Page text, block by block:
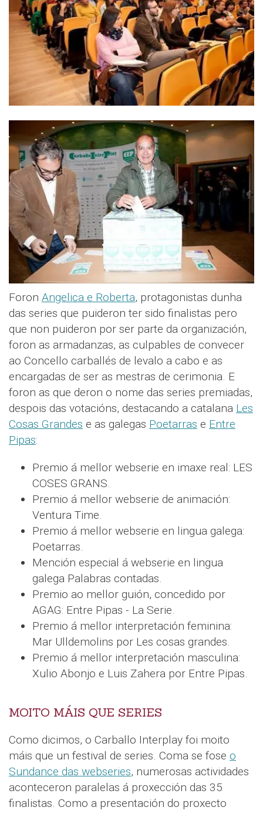
Foron Angelica e Roberta, protagonistas dunha
das series que puideron ter sido finalistas pero
que non puideron por ser parte da organización,
foron as armadanzas, as culpables de convecer
ao Concello carballés de levalo a cabo e as
encargadas de ser as mestras de cerimonia. E
foron as que deron o nome das series premiadas,
despois das votacións, destacando a catalana Les
Cosas Grandes e as galegas Poetarras e Entre
Pipas:
Premio á mellor webserie en imaxe real: LES
COSES GRANS.
Premio á mellor webserie de animación:
Ventura Time.
Premio á mellor webserie en lingua galega:
Poetarras.
Mención especial á webserie en lingua
galega Palabras contadas.
Premio ao mellor guión, concedido por
AGAG: Entre Pipas - La Serie.
Premio á mellor interpretación feminina:
Mar Ulldemolins por Les cosas grandes.
Premio á mellor interpretación masculina:
Xulio Abonjo e Luis Zahera por Entre Pipas.
MOITO MÁIS QUE SERIES
Como dicimos, o Carballo Interplay foi moito
máis que un festival de series. Coma se fose o
Sundance das webseries, numerosas actividades
aconteceron paralelas á proxección das 35
finalistas. Como a presentación do proxecto